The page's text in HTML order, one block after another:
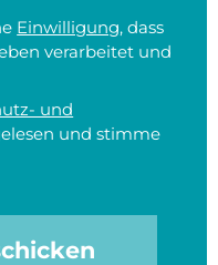
Einwilligung, dass
verarbeitet und
und
und stimme